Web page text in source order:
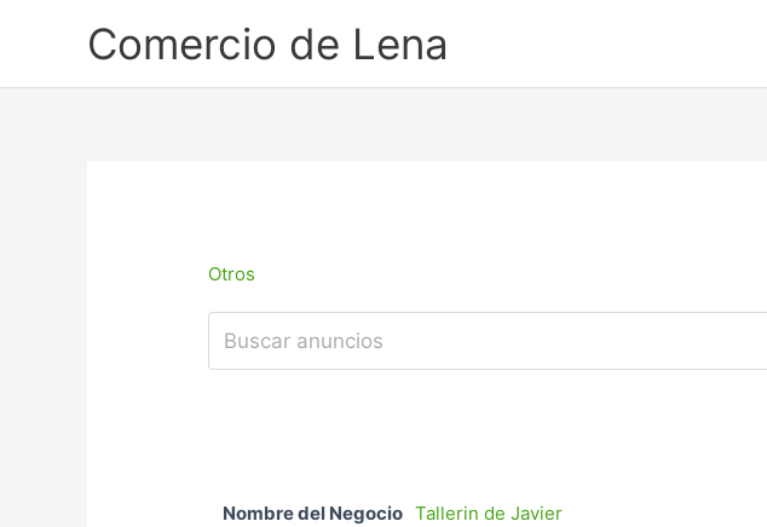
Comercio de Lena
Otros
Nombre del Negocio Tallerin de Javier